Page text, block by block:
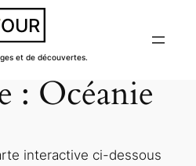
et de découvertes.
: Océanie
interactive ci-dessous